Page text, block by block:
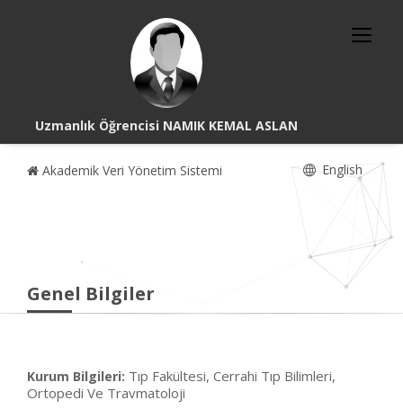
Uzmanlık Öğrencisi NAMIK KEMAL ASLAN
Akademik Veri Yönetim Sistemi English
Genel Bilgiler
Kurum Bilgileri: Tıp Fakültesi, Cerrahi Tıp Bilimleri,
Ortopedi Ve Travmatoloji